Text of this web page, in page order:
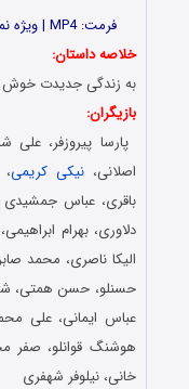
فرمت: MP4 | ویژه نمایش خانگی | تهیه کننده: مازیار هاشمی
خلاصه داستان:
به زندگی جدیدت خوش
بازیگران:
پارسا پیروزفر، علی
اصلانی،نیکی کریمی
باقری، عباس جمشیدی
دلاوری، بهرام
الیکا ناصری، محمد
حسنلو، حسن همتی،
عباس ایمانی، علی
هوشنگ قوانلو، صفر
خانی، نیلوفر شهفری